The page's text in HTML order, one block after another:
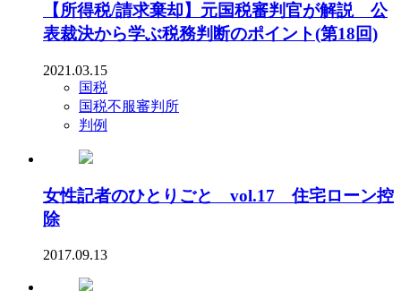
【所得税/請求棄却】元国税審判官が解説 公
表裁決から学ぶ税務判断のポイント(第18回)
2021.03.15
国税
国税不服審判所
判例
女性記者のひとりごと vol.17 住宅ローン控
除
2017.09.13